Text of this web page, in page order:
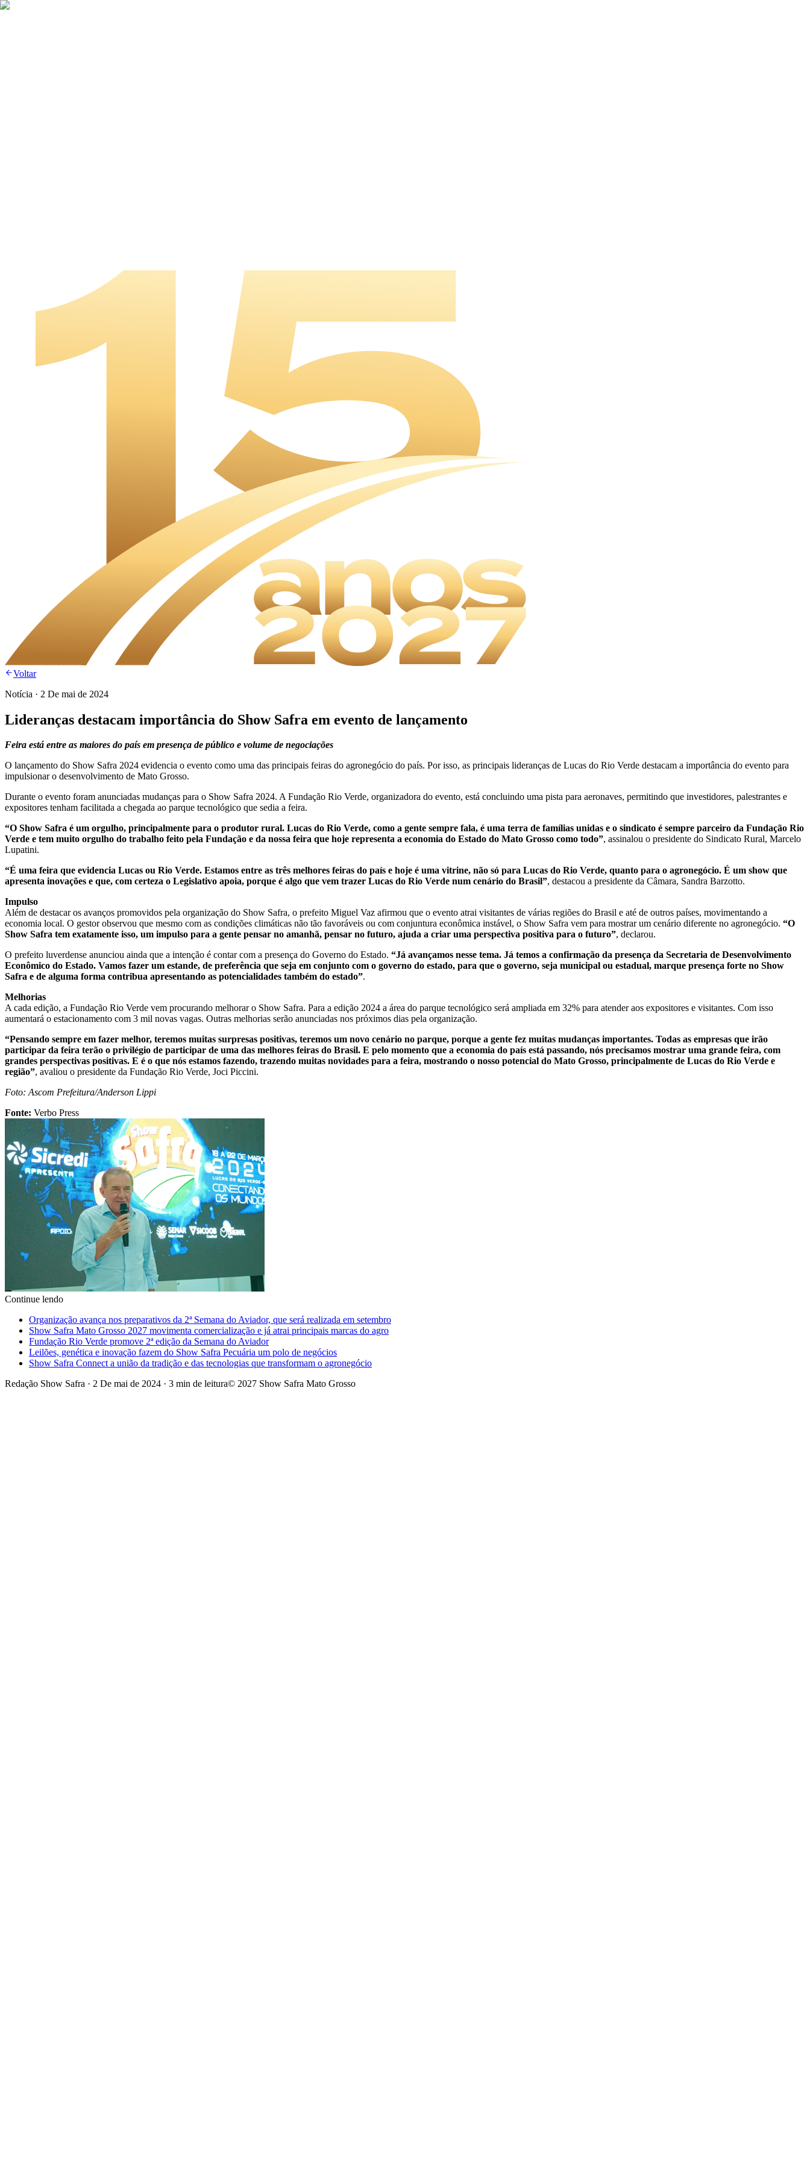
Voltar
Notícia · 2 De mai de 2024
Lideranças destacam importância do Show Safra em evento de lançamento
Feira está entre as maiores do país em presença de público e volume de negociações
O lançamento do Show Safra 2024 evidencia o evento como uma das principais feiras do agronegócio do país. Por isso, as principais lideranças de Lucas do Rio Verde destacam a importância do evento para
impulsionar o desenvolvimento de Mato Grosso.
Durante o evento foram anunciadas mudanças para o Show Safra 2024. A Fundação Rio Verde, organizadora do evento, está concluindo uma pista para aeronaves, permitindo que investidores, palestrantes e
expositores tenham facilitada a chegada ao parque tecnológico que sedia a feira.
“O Show Safra é um orgulho, principalmente para o produtor rural. Lucas do Rio Verde, como a gente sempre fala, é uma terra de famílias unidas e o sindicato é sempre parceiro da Fundação Rio
Verde e tem muito orgulho do trabalho feito pela Fundação e da nossa feira que hoje representa a economia do Estado do Mato Grosso como todo”, assinalou o presidente do Sindicato Rural, Marcelo
Lupatini.
“É uma feira que evidencia Lucas ou Rio Verde. Estamos entre as três melhores feiras do país e hoje é uma vitrine, não só para Lucas do Rio Verde, quanto para o agronegócio. É um show que
apresenta inovações e que, com certeza o Legislativo apoia, porque é algo que vem trazer Lucas do Rio Verde num cenário do Brasil”, destacou a presidente da Câmara, Sandra Barzotto.
Impulso
Além de destacar os avanços promovidos pela organização do Show Safra, o prefeito Miguel Vaz afirmou que o evento atrai visitantes de várias regiões do Brasil e até de outros países, movimentando a
economia local. O gestor observou que mesmo com as condições climáticas não tão favoráveis ou com conjuntura econômica instável, o Show Safra vem para mostrar um cenário diferente no agronegócio. “O
Show Safra tem exatamente isso, um impulso para a gente pensar no amanhã, pensar no futuro, ajuda a criar uma perspectiva positiva para o futuro”, declarou.
O prefeito luverdense anunciou ainda que a intenção é contar com a presença do Governo do Estado. “Já avançamos nesse tema. Já temos a confirmação da presença da Secretaria de Desenvolvimento
Econômico do Estado. Vamos fazer um estande, de preferência que seja em conjunto com o governo do estado, para que o governo, seja municipal ou estadual, marque presença forte no Show
Safra e de alguma forma contribua apresentando as potencialidades também do estado”.
Melhorias
A cada edição, a Fundação Rio Verde vem procurando melhorar o Show Safra. Para a edição 2024 a área do parque tecnológico será ampliada em 32% para atender aos expositores e visitantes. Com isso
aumentará o estacionamento com 3 mil novas vagas. Outras melhorias serão anunciadas nos próximos dias pela organização.
“Pensando sempre em fazer melhor, teremos muitas surpresas positivas, teremos um novo cenário no parque, porque a gente fez muitas mudanças importantes. Todas as empresas que irão
participar da feira terão o privilégio de participar de uma das melhores feiras do Brasil. E pelo momento que a economia do país está passando, nós precisamos mostrar uma grande feira, com
grandes perspectivas positivas. E é o que nós estamos fazendo, trazendo muitas novidades para a feira, mostrando o nosso potencial do Mato Grosso, principalmente de Lucas do Rio Verde e
região”, avaliou o presidente da Fundação Rio Verde, Joci Piccini.
Foto: Ascom Prefeitura/Anderson Lippi
Fonte: Verbo Press
Continue lendo
Organização avança nos preparativos da 2ª Semana do Aviador, que será realizada em setembro
Show Safra Mato Grosso 2027 movimenta comercialização e já atrai principais marcas do agro
Fundação Rio Verde promove 2ª edição da Semana do Aviador
Leilões, genética e inovação fazem do Show Safra Pecuária um polo de negócios
Show Safra Connect a união da tradição e das tecnologias que transformam o agronegócio
Redação Show Safra · 2 De mai de 2024 · 3 min de leitura© 2027 Show Safra Mato Grosso